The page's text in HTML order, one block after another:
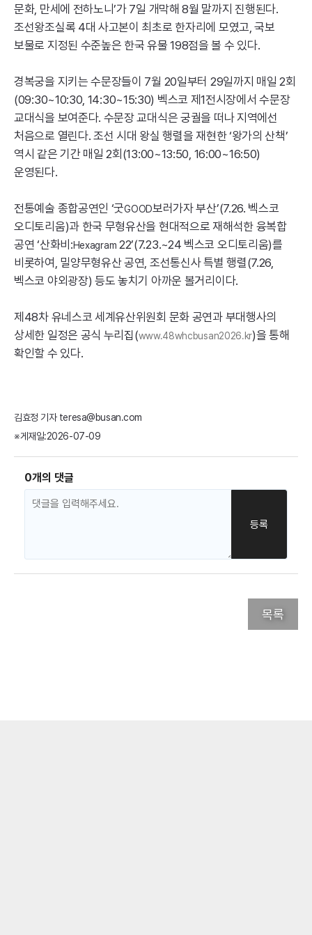
문화, 만세에 전하노니’가 7일 개막해 8월 말까지 진행된다.
조선왕조실록 4대 사고본이 최초로 한자리에 모였고, 국보
보물로 지정된 수준높은 한국 유물 198점을 볼 수 있다.
경복궁을 지키는 수문장들이 7월 20일부터 29일까지 매일 2회
(09:30~10:30, 14:30~15:30) 벡스코 제1전시장에서 수문장
교대식을 보여준다. 수문장 교대식은 궁궐을 떠나 지역에선
처음으로 열린다. 조선 시대 왕실 행렬을 재현한 ‘왕가의 산책’
역시 같은 기간 매일 2회(13:00~13:50, 16:00~16:50)
운영된다.
전통예술 종합공연인 ‘굿GOOD보러가자 부산’(7.26. 벡스코
오디토리움)과 한국 무형유산을 현대적으로 재해석한 융복합
공연 ‘산화비:Hexagram 22’(7.23.~24 벡스코 오디토리움)를
비롯하여, 밀양무형유산 공연, 조선통신사 특별 행렬(7.26,
벡스코 야외광장) 등도 놓치기 아까운 볼거리이다.
제48차 유네스코 세계유산위원회 문화 공연과 부대행사의
상세한 일정은 공식 누리집(www.48whcbusan2026.kr)을 통해
확인할 수 있다.
김효정 기자 teresa@busan.com
※게재일:2026-07-09
0개의 댓글
목록